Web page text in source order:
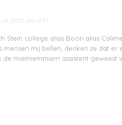
2025 om 14:57
Stein college alias Boon alias
mij bellen, denken ze dat
miemiemmiem assistent geweest